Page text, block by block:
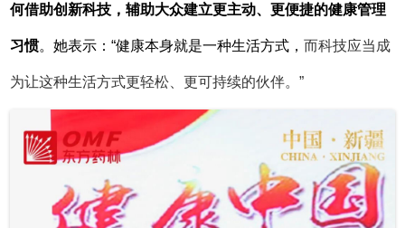
何借助创新科技，辅助大众建立更主动、更便捷的健康管理
习惯。她表示：“健康本身就是一种生活方式，而科技应当成
为让这种生活方式更轻松、更可持续的伙伴。”